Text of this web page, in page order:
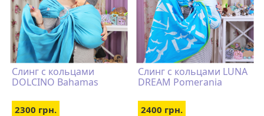
Слинг с кольцами
DOLCINO Bahamas
2300 грн.
Cлинг с кольцами LUNA
DREAM Pomerania
2400 грн.